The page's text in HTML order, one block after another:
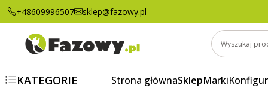
+48609996507 sklep@fazowy.pl
Wyszukaj
KATEGORIE Strona głównaSklepMarki
Gniazdo podwójne moduł bez uziemiania